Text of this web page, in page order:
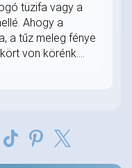
tüzifa vagy a
Ahogy a
a tűz meleg fénye
von körénk....